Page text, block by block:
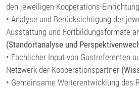
den jeweiligen Kooperations-
• Analyse und Berücksichtigung der
Ausstattung und Fortbildungsformate
(Standortanalyse und
• Fachlicher Input von Gastreferenten
Netzwerk der Kooperationspartner
• Gemeinsame Weiterentwicklung des